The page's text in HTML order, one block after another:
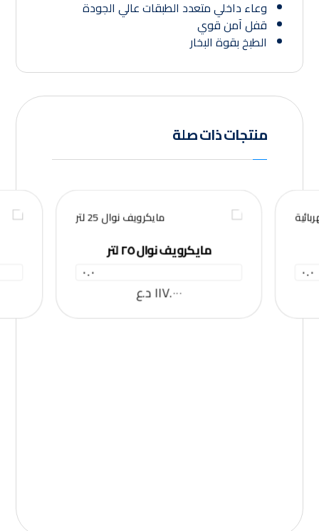
وعاء داخلي متعدد الطبقات عالي الجودة
قفل آمن قوي
الطبخ بقوة البخار
منتجات ذات صلة
٠.٠
مايكرويف نوال ٢٥ لتر
٠.٠
١١٧.٠٠٠د.ع